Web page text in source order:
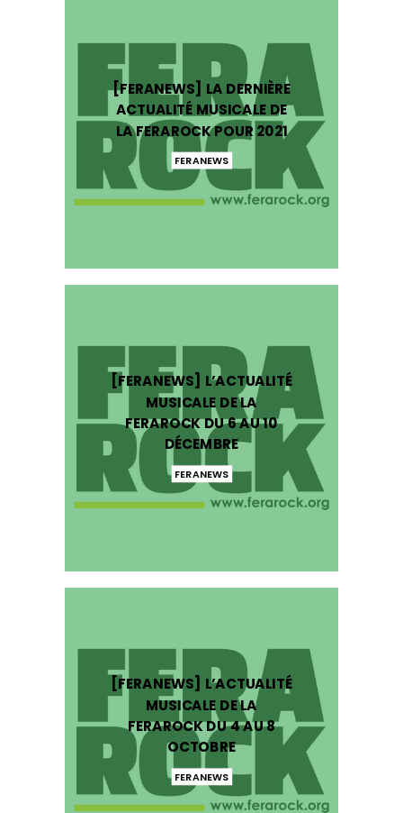
[FERANEWS] LA DERNIÈRE
ACTUALITÉ MUSICALE DE
LA FERAROCK POUR 2021
FERANEWS
[FERANEWS] L’ACTUALITÉ
MUSICALE DE LA
FERAROCK DU 6 AU 10
DÉCEMBRE
FERANEWS
[FERANEWS] L’ACTUALITÉ
MUSICALE DE LA
FERAROCK DU 4 AU 8
OCTOBRE
FERANEWS